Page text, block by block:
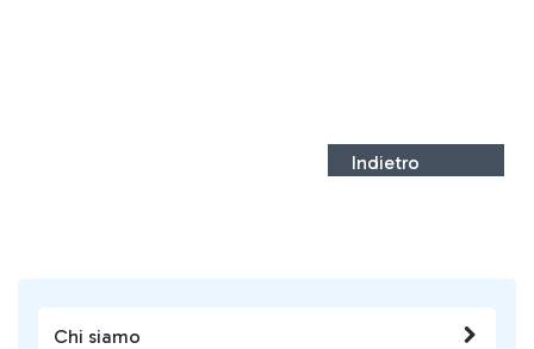
Chi siamo
Indietro